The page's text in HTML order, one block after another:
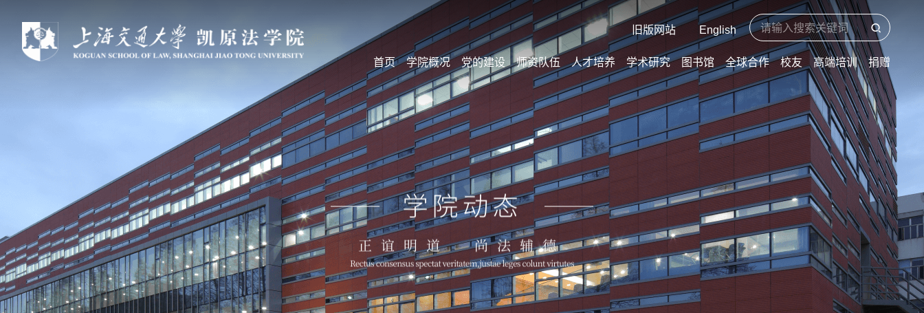
旧版网站 English
首页 学院概况 党的建设 师资队伍 人才培养 学术研究 图书馆 全球合作 校友 高端培训 捐赠